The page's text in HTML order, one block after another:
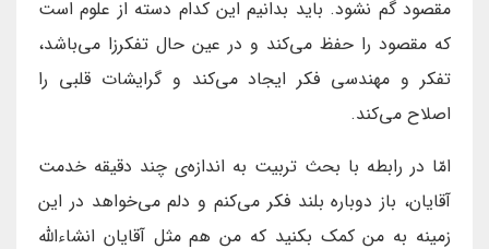
مقصود گم نشود. باید بدانیم این کدام دسته از علوم است
که مقصود را حفظ می‌کند و در عین حال تفکرزا می‌باشد،
تفکر و مهندسی فکر ایجاد می‌کند و گرایشات قلبی را
اصلاح می‌کند.
امّا در رابطه با بحث تربیت به اندازه‌ی چند دقیقه خدمت
آقایان، باز دوباره بلند فکر می‌کنم و دلم می‌خواهد در این
زمینه به من کمک بکنید که من هم مثل آقایان انشاءاللّه